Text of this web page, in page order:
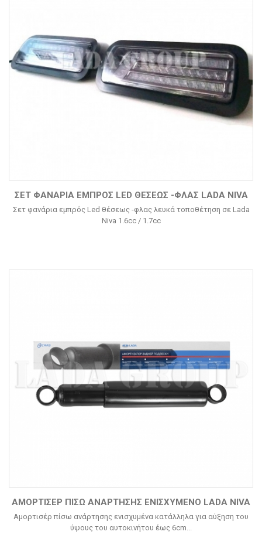
ΣΕΤ ΦΑΝΆΡΙΑ ΕΜΠΡΌΣ LED ΘΈΣΕΩΣ -ΦΛΑΣ LADA NIVA
Σετ φανάρια εμπρός Led θέσεως -φλας λευκά τοποθέτηση σε Lada
Niva 1.6cc / 1.7cc
ΑΜΟΡΤΙΣΈΡ ΠΊΣΩ ΑΝΆΡΤΗΣΗΣ ΕΝΙΣΧΥΜΈΝΟ LADA NIVA
Αμορτισέρ πίσω ανάρτησης ενισχυμένα κατάλληλα για αύξηση του
ύψους του αυτοκινήτου έως 6cm...